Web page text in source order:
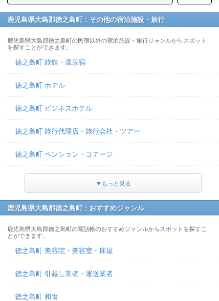
鹿児島県大島郡徳之島町：その他の宿泊施設・旅行
鹿児島県大島郡徳之島町の民宿以外の宿泊施設・旅行ジャンルからスポット
を探すことができます。
徳之島町 旅館・温泉宿
徳之島町 ホテル
徳之島町 ビジネスホテル
徳之島町 旅行代理店・旅行会社・ツアー
徳之島町 ペンション・コテージ
▼もっと見る
鹿児島県大島郡徳之島町：おすすめジャンル
鹿児島県大島郡徳之島町の電話帳のおすすめジャンルからスポットを探すこ
とができます。
徳之島町 美容院・美容室・床屋
徳之島町 引越し業者・運送業者
徳之島町 和食